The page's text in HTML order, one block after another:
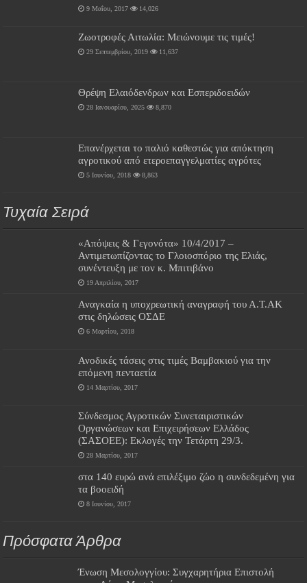
9 Μαΐου, 2017 14,026
Ζωοτροφές Αιτωλία: Μειώνουμε τις τιμές!
29 Σεπτεμβρίου, 2019 11,637
Θρέψη Ελαιόδενδρων και Εσπεριδοειδών
28 Ιανουαρίου, 2025 8,870
Επανέρχεται το παλιό καθεστώς για απόκτηση
αγροτικού από ετεροεπαγγελματίες αγρότες
5 Ιουνίου, 2018 8,863
Τυχαία Σειρά
«Απόψεις & Γεγονότα» 10/4/2017 –
Αντιμετωπίζοντας το Γλοιοσπόριο της Ελιάς,
συνέντευξη με τον κ. Μπιτιβάνο
19 Απριλίου, 2017
Αναγκαία η υποχρεωτική αναγραφή του Α.Τ.ΑΚ
στις δηλώσεις ΟΣΔΕ
6 Μαρτίου, 2018
Ανοδικές τάσεις στις τιμές Βαμβακιού για την
επόμενη πενταετία
14 Μαρτίου, 2017
Σύνδεσμος Αγροτικών Συνεταιριστικών
Οργανώσεων και Επιχειρήσεων Ελλάδος
(ΣΑΣΟΕΕ): Εκλογές την Τετάρτη 29/3.
28 Μαρτίου, 2017
στα 140 ευρώ ανά επιλέξιμο ζώο η συνδεδεμένη για
τα βοοειδή
8 Ιουνίου, 2017
Πρόσφατα Άρθρα
Ένωση Μεσολογγίου: Συγχαρητήρια Επιστολή